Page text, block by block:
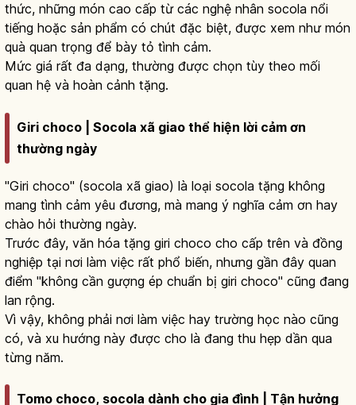
thức, những món cao cấp từ các nghệ nhân socola nổi
tiếng hoặc sản phẩm có chút đặc biệt, được xem như món
quà quan trọng để bày tỏ tình cảm.
Mức giá rất đa dạng, thường được chọn tùy theo mối
quan hệ và hoàn cảnh tặng.
Giri choco | Socola xã giao thể hiện lời cảm ơn
thường ngày
"Giri choco" (socola xã giao) là loại socola tặng không
mang tình cảm yêu đương, mà mang ý nghĩa cảm ơn hay
chào hỏi thường ngày.
Trước đây, văn hóa tặng giri choco cho cấp trên và đồng
nghiệp tại nơi làm việc rất phổ biến, nhưng gần đây quan
điểm "không cần gượng ép chuẩn bị giri choco" cũng đang
lan rộng.
Vì vậy, không phải nơi làm việc hay trường học nào cũng
có, và xu hướng này được cho là đang thu hẹp dần qua
từng năm.
Tomo choco, socola dành cho gia đình | Tận hưởng